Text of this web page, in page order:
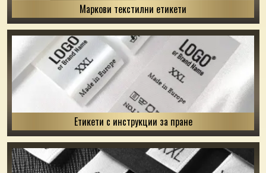
Маркови текстилни етикети
Етикети с инструкции за пране